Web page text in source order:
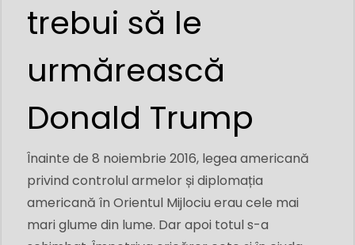
trebui să le
urmărească
Donald Trump
Înainte de 8 noiembrie 2016, legea americană
privind controlul armelor și diplomația
americană în Orientul Mijlociu erau cele mai
mari glume din lume. Dar apoi totul s-a